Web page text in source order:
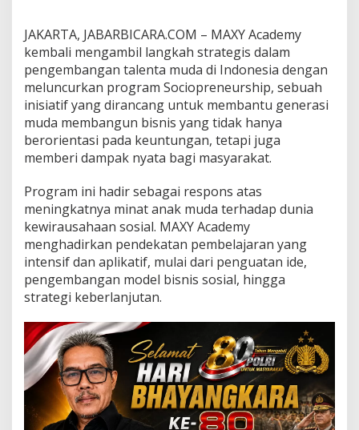
i
p
,
D
o
r
o
g
A
a
k
M
u
d
a
B
a
n
g
n
B
i
s
n
i
JAKARTA, JABARBICARA.COM – MAXY Academy
kembali mengambil langkah strategis dalam
pengembangan talenta muda di Indonesia dengan
meluncurkan program Sociopreneurship, sebuah
inisiatif yang dirancang untuk membantu generasi
muda membangun bisnis yang tidak hanya
berorientasi pada keuntungan, tetapi juga
memberi dampak nyata bagi masyarakat.
Program ini hadir sebagai respons atas
meningkatnya minat anak muda terhadap dunia
kewirausahaan sosial. MAXY Academy
menghadirkan pendekatan pembelajaran yang
intensif dan aplikatif, mulai dari penguatan ide,
pengembangan model bisnis sosial, hingga
strategi keberlanjutan.